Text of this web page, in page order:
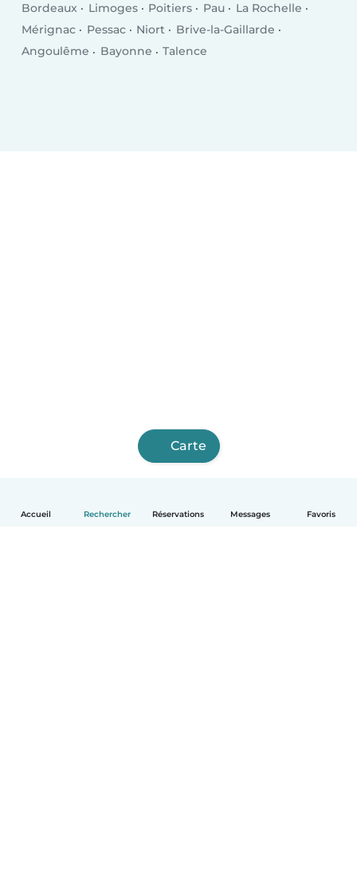
Accueil Rechercher Réservations Messages Favoris
Bordeaux Limoges Poitiers Pau
La Rochelle
Mérignac
Pessac Niort
Brive-la-Gaillarde
Angoulême
Bayonne Talence
Carte